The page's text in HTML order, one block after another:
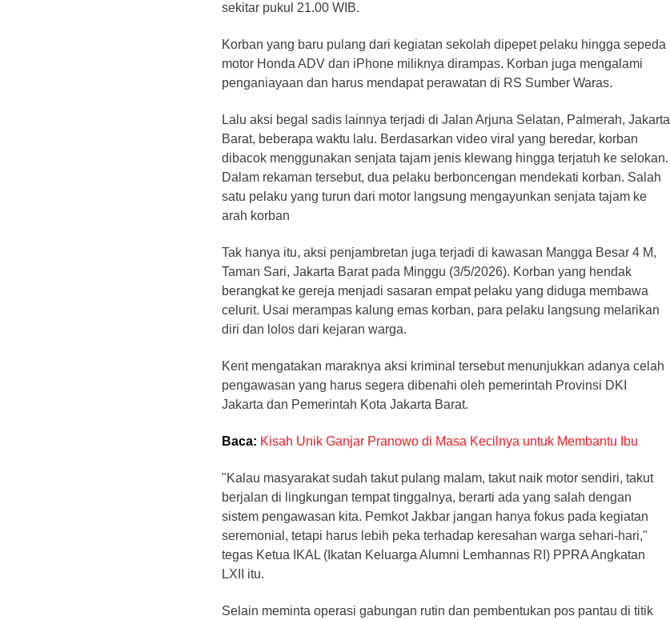
sekitar pukul 21.00 WIB.
Korban yang baru pulang dari kegiatan sekolah dipepet pelaku hingga sepeda
motor Honda ADV dan iPhone miliknya dirampas. Korban juga mengalami
penganiayaan dan harus mendapat perawatan di RS Sumber Waras.
Lalu aksi begal sadis lainnya terjadi di Jalan Arjuna Selatan, Palmerah, Jakarta
Barat, beberapa waktu lalu. Berdasarkan video viral yang beredar, korban
dibacok menggunakan senjata tajam jenis klewang hingga terjatuh ke selokan.
Dalam rekaman tersebut, dua pelaku berboncengan mendekati korban. Salah
satu pelaku yang turun dari motor langsung mengayunkan senjata tajam ke
arah korban
Tak hanya itu, aksi penjambretan juga terjadi di kawasan Mangga Besar 4 M,
Taman Sari, Jakarta Barat pada Minggu (3/5/2026). Korban yang hendak
berangkat ke gereja menjadi sasaran empat pelaku yang diduga membawa
celurit. Usai merampas kalung emas korban, para pelaku langsung melarikan
diri dan lolos dari kejaran warga.
Kent mengatakan maraknya aksi kriminal tersebut menunjukkan adanya celah
pengawasan yang harus segera dibenahi oleh pemerintah Provinsi DKI
Jakarta dan Pemerintah Kota Jakarta Barat.
Baca: Kisah Unik Ganjar Pranowo di Masa Kecilnya untuk Membantu Ibu
"Kalau masyarakat sudah takut pulang malam, takut naik motor sendiri, takut
berjalan di lingkungan tempat tinggalnya, berarti ada yang salah dengan
sistem pengawasan kita. Pemkot Jakbar jangan hanya fokus pada kegiatan
seremonial, tetapi harus lebih peka terhadap keresahan warga sehari-hari,"
tegas Ketua IKAL (Ikatan Keluarga Alumni Lemhannas RI) PPRA Angkatan
LXII itu.
Selain meminta operasi gabungan rutin dan pembentukan pos pantau di titik